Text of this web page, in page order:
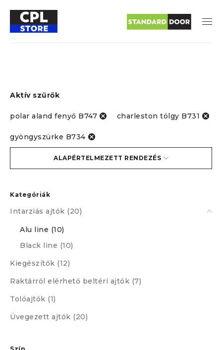
Aktív szűrők
polar aland fenyő B747 charleston tölgy B731
gyöngyszürke B734
Kategóriák
Intarziás ajtók (20)
Alu line (10)
Black line (10)
Kiegészítők (12)
Raktárról elérhető beltéri ajtók (7)
Tolóajtók (1)
Üvegezett ajtók (20)
ALAPÉRTELMEZETT RENDEZÉS